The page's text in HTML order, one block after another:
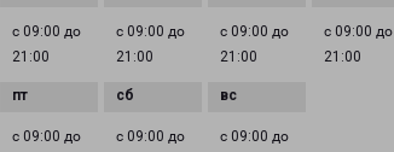
с 09:00 до
21:00
с 09:00 до
21:00
с 09:00 до
21:00
с 09:00 до
21:00
с 09:00 до
с 09:00 до
с 09:00 до